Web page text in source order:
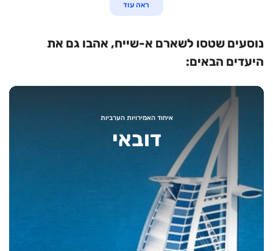
ראה עוד
נוסעים שטסו לשארם א-שייח, אהבו גם את
היעדים הבאים:
איחוד האמירויות הערביות
דובאי